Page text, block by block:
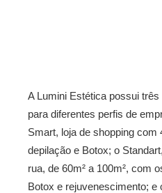
A Lumini Estética possui
para diferentes perfis de
Smart, loja de shopping com
depilação e Botox; o
rua, de 60m² a 100m², com
Botox e rejuvenescimento; e